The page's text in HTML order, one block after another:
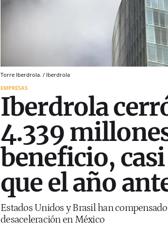
Torre Iberdrola. / Iberdrola
EMPRESAS
Iberdrola
4.339
beneficio,
que el año
Estados Unidos y Brasil han
desaceleración en México